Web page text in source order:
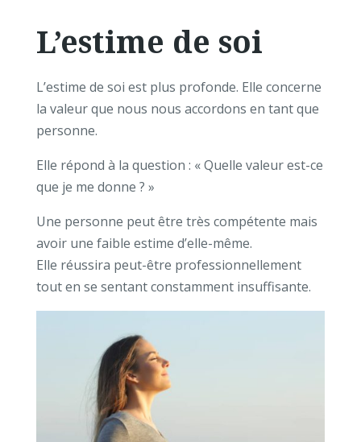
L’estime de soi
L’estime de soi est plus profonde. Elle concerne
la valeur que nous nous accordons en tant que
personne.
Elle répond à la question : « Quelle valeur est-ce
que je me donne ? »
Une personne peut être très compétente mais
avoir une faible estime d’elle-même.
Elle réussira peut-être professionnellement
tout en se sentant constamment insuffisante.